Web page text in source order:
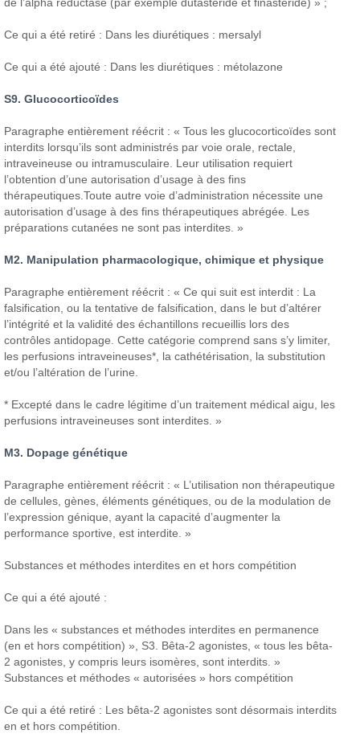
Ce qui a été retiré : Dans les diurétiques : mersalyl
Ce qui a été ajouté : Dans les diurétiques : métolazone
S9. Glucocorticoïdes
Paragraphe entièrement réécrit : « Tous les glucocorticoïdes sont
interdits lorsqu’ils sont administrés par voie orale, rectale,
intraveineuse ou intramusculaire. Leur utilisation requiert
l’obtention d’une autorisation d’usage à des fins
thérapeutiques.Toute autre voie d’administration nécessite une
autorisation d’usage à des fins thérapeutiques abrégée. Les
préparations cutanées ne sont pas interdites. »
M2. Manipulation pharmacologique, chimique et physique
Paragraphe entièrement réécrit : « Ce qui suit est interdit : La
falsification, ou la tentative de falsification, dans le but d’altérer
l’intégrité et la validité des échantillons recueillis lors des
contrôles antidopage. Cette catégorie comprend sans s’y limiter,
les perfusions intraveineuses*, la cathétérisation, la substitution
et/ou l’altération de l’urine.
* Excepté dans le cadre légitime d’un traitement médical aigu, les
perfusions intraveineuses sont interdites. »
M3. Dopage génétique
Paragraphe entièrement réécrit : « L’utilisation non thérapeutique
de cellules, gènes, éléments génétiques, ou de la modulation de
l’expression génique, ayant la capacité d’augmenter la
performance sportive, est interdite. »
Substances et méthodes interdites en et hors compétition
Ce qui a été ajouté :
Dans les « substances et méthodes interdites en permanence
(en et hors compétition) », S3. Bêta-2 agonistes, « tous les bêta-
2 agonistes, y compris leurs isomères, sont interdits. »
Substances et méthodes « autorisées » hors compétition
Ce qui a été retiré : Les bêta-2 agonistes sont désormais interdits
en et hors compétition.